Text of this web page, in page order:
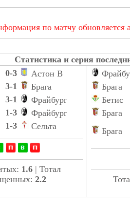
по матчу обновляется
Статистика и серия
0-3
Астон В
3-1
Брага
3-1
Фрайбург
1-3
Фрайбург
1-3 Сельта
1.6 | Тотал
2.2
Брага
Бетис
Брага
Брага